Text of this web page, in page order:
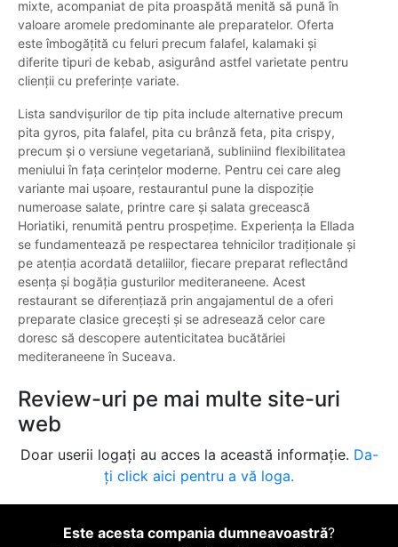
mixte, acompaniat de pita proaspătă menită să pună în
valoare aromele predominante ale preparatelor. Oferta
este îmbogățită cu feluri precum falafel, kalamaki și
diferite tipuri de kebab, asigurând astfel varietate pentru
clienții cu preferințe variate.
Lista sandvișurilor de tip pita include alternative precum
pita gyros, pita falafel, pita cu brânză feta, pita crispy,
precum și o versiune vegetariană, subliniind flexibilitatea
meniului în fața cerințelor moderne. Pentru cei care aleg
variante mai ușoare, restaurantul pune la dispoziție
numeroase salate, printre care și salata grecească
Horiatiki, renumită pentru prospețime. Experiența la Ellada
se fundamentează pe respectarea tehnicilor tradiționale și
pe atenția acordată detaliilor, fiecare preparat reflectând
esența și bogăția gusturilor mediteraneene. Acest
restaurant se diferențiază prin angajamentul de a oferi
preparate clasice grecești și se adresează celor care
doresc să descopere autenticitatea bucătăriei
mediteraneene în Suceava.
Review-uri pe mai multe site-uri
web
Doar userii logați au acces la această informație. Da-
ți click aici pentru a vă loga.
Este acesta compania dumneavoastră?